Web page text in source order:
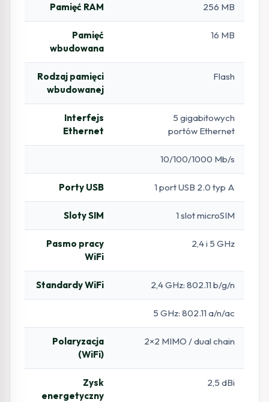
Pamięć RAM 256 MB
Pamięć
wbudowana
16 MB
Rodzaj pamięci
wbudowanej
Flash
Interfejs
Ethernet
5 gigabitowych
portów Ethernet
10/100/1000 Mb/s
Porty USB 1 port USB 2.0 typ A
Sloty SIM 1 slot microSIM
Pasmo pracy
WiFi
2,4 i 5 GHz
Standardy WiFi 2,4 GHz: 802.11 b/g/n
5 GHz: 802.11 a/n/ac
Polaryzacja
(WiFi)
2×2 MIMO / dual chain
Zysk
energetyczny
2,5 dBi